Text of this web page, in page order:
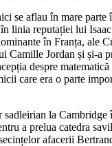
se aflau în mare parte
linia reputației lui
în Franța, ale
Camille Jordan și și-a
despre
care era o parte
la Cambridge
a prelua catedra
afacerii